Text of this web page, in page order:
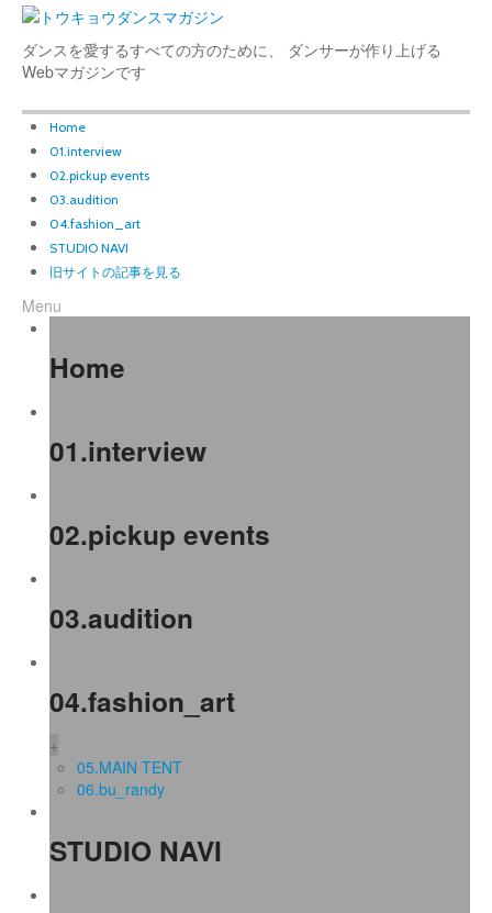
ダンスを愛するすべての方のために、 ダンサーが作り上げる
Webマガジンです
Home
01.interview
02.pickup events
03.audition
04.fashion_art
STUDIO NAVI
旧サイトの記事を見る
Menu
Home
01.interview
02.pickup events
03.audition
04.fashion_art
+
05.MAIN TENT
06.bu_randy
STUDIO NAVI